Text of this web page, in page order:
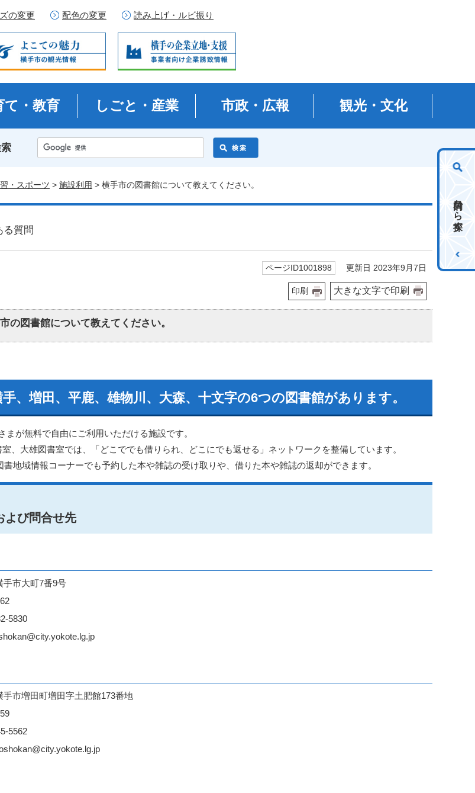
の変更 配色の変更 読み上げ・ルビ振り
て・教育 しごと・産業 市政・広報 観光・文化
目的から探す
・スポーツ > 施設利用 > 横手市の図書館について教えてください。
質問
ページID1001898 更新日 2023年9月7日
印刷 大きな文字で印刷
の図書館について教えてください。
、増田、平鹿、雄物川、大森、十文字の6つの図書館があります。
まが無料で自由にご利用いただける施設です。
、大雄図書室では、「どこででも借りられ、どこにでも返せる」ネットワークを整備しています。
書地域情報コーナーでも予約した本や雑誌の受け取りや、借りた本や雑誌の返却ができます。
よび問合せ先
手市大町7番9号
5830
手市増田町増田字土肥館173番地
5562